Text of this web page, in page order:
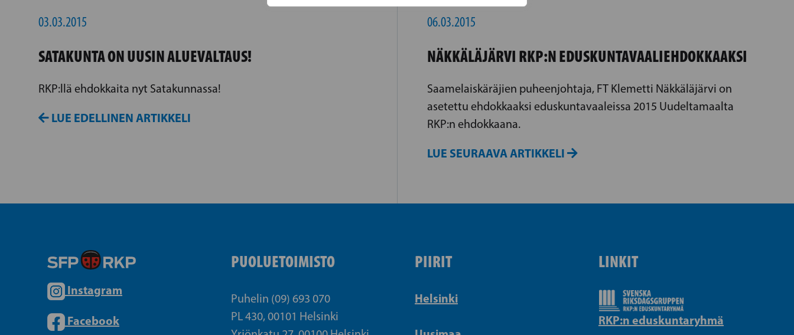
03.03.2015
SATAKUNTA ON UUSIN ALUEVALTAUS!
RKP:llä ehdokkaita nyt Satakunnassa!
LUE EDELLINEN ARTIKKELI
06.03.2015
NÄKKÄLÄJÄRVI RKP:N EDUSKUNTAVAALIEHDOKKAAKSI
Saamelaiskäräjien puheenjohtaja, FT Klemetti Näkkäläjärvi on
asetettu ehdokkaaksi eduskuntavaaleissa 2015 Uudeltamaalta
RKP:n ehdokkaana.
LUE SEURAAVA ARTIKKELI
Instagram
Facebook
PUOLUETOIMISTO
Puhelin (09) 693 070
PL 430, 00101 Helsinki
PIIRIT
Helsinki
LINKIT
RKP:n eduskuntaryhmä